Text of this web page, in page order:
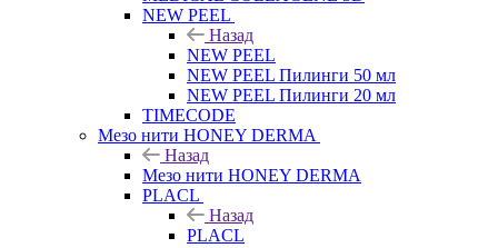
NEW PEEL
Назад
NEW PEEL
NEW PEEL Пилинги 50 мл
NEW PEEL Пилинги 20 мл
TIMECODE
Мезо нити HONEY DERMA
Назад
Мезо нити HONEY DERMA
PLACL
Назад
PLACL